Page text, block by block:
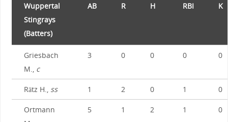
Wuppertal
Stingrays
(Batters)
AB R H RBI K
Griesbach
M., c
3 0 0 0 0
Rätz H., ss 1 2 0 1 0
Ortmann
5 1 2 1 0